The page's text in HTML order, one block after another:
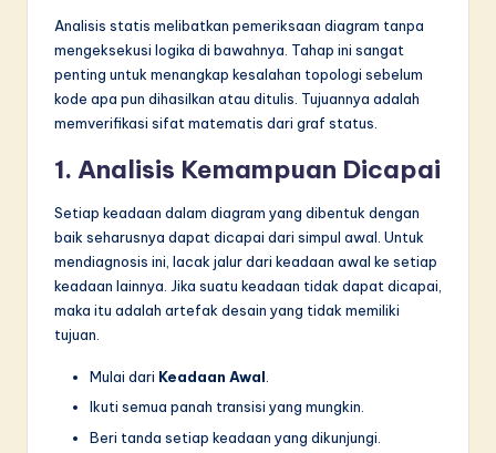
Analisis statis melibatkan pemeriksaan diagram tanpa
mengeksekusi logika di bawahnya. Tahap ini sangat
penting untuk menangkap kesalahan topologi sebelum
kode apa pun dihasilkan atau ditulis. Tujuannya adalah
memverifikasi sifat matematis dari graf status.
1. Analisis Kemampuan Dicapai
Setiap keadaan dalam diagram yang dibentuk dengan
baik seharusnya dapat dicapai dari simpul awal. Untuk
mendiagnosis ini, lacak jalur dari keadaan awal ke setiap
keadaan lainnya. Jika suatu keadaan tidak dapat dicapai,
maka itu adalah artefak desain yang tidak memiliki
tujuan.
Mulai dari Keadaan Awal.
Ikuti semua panah transisi yang mungkin.
Beri tanda setiap keadaan yang dikunjungi.